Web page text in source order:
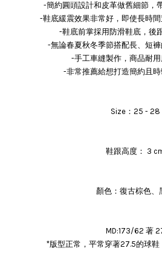
-簡約圓頭設計和皮革做舊細節，
-鞋底緩震效果非常好，即使長時
-鞋底前掌採用防滑鞋底，後
-無論春夏秋冬季節搭配長、短
-手工車縫製作，商品耐
-非常推薦給想打造簡約且
Size：25 - 28
鞋跟高度： 3
顏色：復古棕色、
MD:173/62 著
*版型正常，平常穿著27.5的球